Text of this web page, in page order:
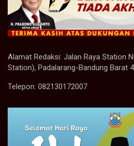
Alamat Redaksi: Jalan Raya Station
Station), Padalarang-Bandung Barat
Telepon: 082130172007